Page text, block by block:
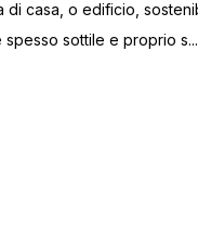
di casa, o edificio,
sottile e proprio s...